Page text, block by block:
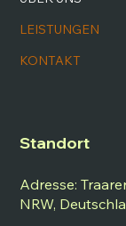
LEISTUNGEN
KONTAKT
Standort
Adresse:
NRW,